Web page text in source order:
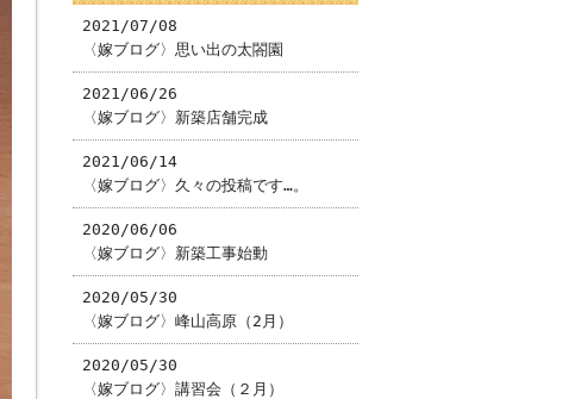
2021/07/08
〈嫁ブログ〉思い出の太閤園
2021/06/26
〈嫁ブログ〉新築店舗完成
2021/06/14
〈嫁ブログ〉久々の投稿です…。
2020/06/06
〈嫁ブログ〉新築工事始動
2020/05/30
〈嫁ブログ〉峰山高原（2月）
2020/05/30
〈嫁ブログ〉講習会（２月）